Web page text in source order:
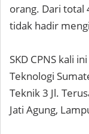
orang. Dari total
tidak hadir
SKD CPNS kali
Teknologi
Teknik 3 Jl.
Jati Agung,